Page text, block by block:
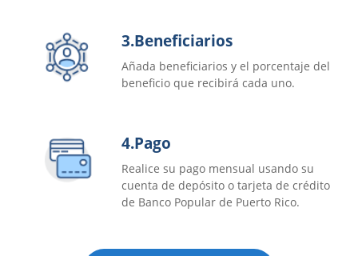
3.Beneficiarios
Añada beneficiarios y el porcentaje del
beneficio que recibirá cada uno.
4.Pago
Realice su pago mensual usando su
cuenta de depósito o tarjeta de crédito
de Banco Popular de Puerto Rico.